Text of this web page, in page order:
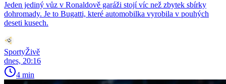
Jeden jediný vůz v Ronaldově garáži stojí víc než zbytek sbírky
dohromady. Je to Bugatti, které automobilka vyrobila v pouhých
deseti kusech.
SportyŽivě
dnes, 20:16
4 min